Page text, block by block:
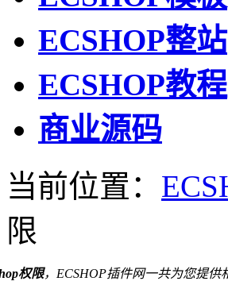
ECSHOP整站
ECSHOP教程
商业源码
当前位置：
限
权限，ECSHOP插件网一共为您提供